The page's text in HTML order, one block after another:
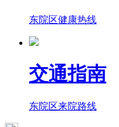
东院区健康热线
交通指南
东院区来院路线